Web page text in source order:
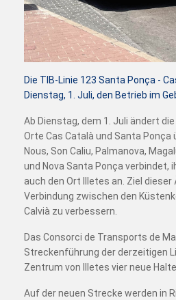
Die TIB-Linie 123 Santa Ponça -
Dienstag, 1. Juli, den Betrieb im
Ab Dienstag, dem 1. Juli ändert
Orte Cas Català und Santa Ponça
Nous, Son Caliu, Palmanova,
und Nova Santa Ponça verbindet,
auch den Ort Illetes an. Ziel dieser
Verbindung zwischen den
Calvià zu verbessern.
Das Consorci de Transports de
Streckenführung der derzeitigen
Zentrum von Illetes vier neue
Auf der neuen Strecke werden in